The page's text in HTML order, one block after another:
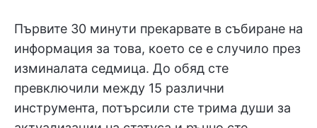
Първите 30 минути прекарвате в събиране на
информация за това, което се е случило през
изминалата седмица. До обяд сте
превключили между 15 различни
инструмента, потърсили сте трима души за